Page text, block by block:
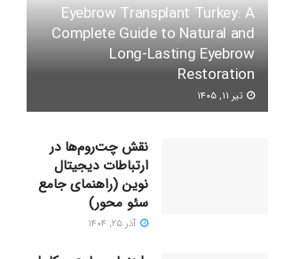
Eyebrow Transplant Turkey: A
Complete Guide to Natural and
Long-Lasting Eyebrow
Restoration
تیر ۱۱, ۱۴۰۵
نقش چت‌روم‌ها در
ارتباطات دیجیتال
نوین (راهنمای جامع
سئو محور)
آذر ۲۵, ۱۴۰۴